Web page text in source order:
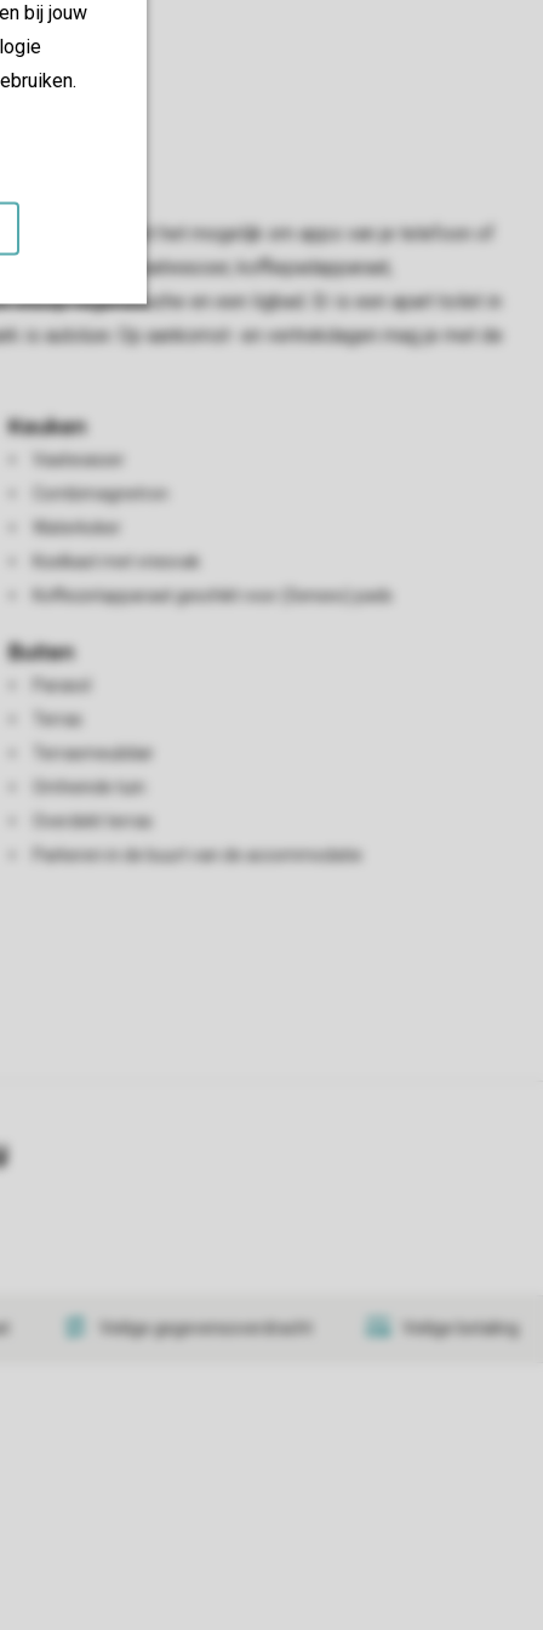
bij jouw
Dit maakt het mogelijk om apps van je telefoon of
andere een vaatwasser, koffiepadapparaat,
regendouche en een ligbad. Er is een apart toilet in
is autoluw. Op aankomst- en vertrekdagen mag je met de
Keuken
Vaatwasser
Combimagnetron
Waterkoker
Koelkast met vriesvak
Koffiezetapparaat geschikt voor (Senseo) pads
Buiten
Parasol
Terras
Terrasmeubilair
Omheinde tuin
Overdekt terras
Parkeren in de buurt van de accommodatie
Veilige gegevensoverdracht Veilige betaling